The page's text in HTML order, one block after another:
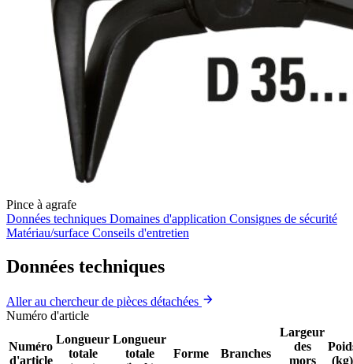
Pince à agrafe
Données techniques Domaines d'application Consignes de sécurité
Matériau/surface Conseils d'entretien
Données techniques
Aller au chercheur de pièces détachées
Numéro d'article
Numéro
d'article
Longueur
totale
Longueur
totale
Forme Branches
Largeur
des
mors
(kg)